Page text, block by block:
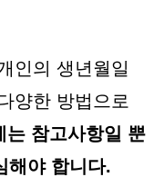
인의 생년월일
양한 방법으로
는 참고사항일 뿐
해야 합니다.